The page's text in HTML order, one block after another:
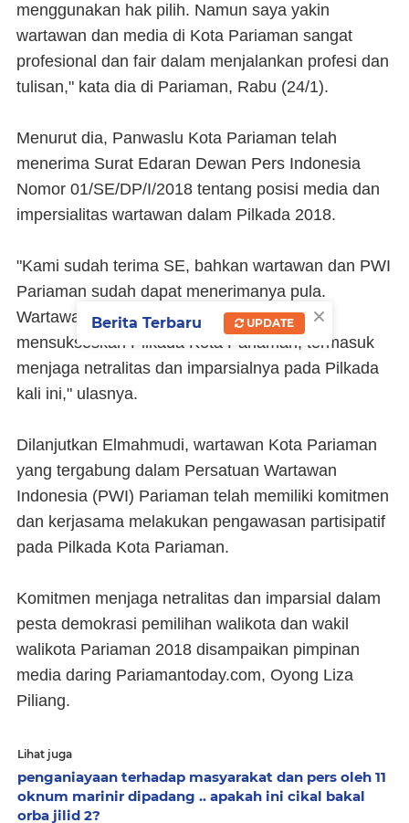
menggunakan hak pilih. Namun saya yakin
wartawan dan media di Kota Pariaman sangat
profesional dan fair dalam menjalankan profesi dan
tulisan," kata dia di Pariaman, Rabu (24/1).
Menurut dia, Panwaslu Kota Pariaman telah
menerima Surat Edaran Dewan Pers Indonesia
Nomor 01/SE/DP/I/2018 tentang posisi media dan
impersialitas wartawan dalam Pilkada 2018.
"Kami sudah terima SE, bahkan wartawan dan PWI
Pariaman sudah dapat menerimanya pula.
Wartawan Pariaman punya komitmen
mensukseskan Pilkada Kota Pariaman, termasuk
menjaga netralitas dan imparsialnya pada Pilkada
kali ini," ulasnya.
Dilanjutkan Elmahmudi, wartawan Kota Pariaman
yang tergabung dalam Persatuan Wartawan
Indonesia (PWI) Pariaman telah memiliki komitmen
dan kerjasama melakukan pengawasan partisipatif
pada Pilkada Kota Pariaman.
Komitmen menjaga netralitas dan imparsial dalam
pesta demokrasi pemilihan walikota dan wakil
walikota Pariaman 2018 disampaikan pimpinan
media daring Pariamantoday.com, Oyong Liza
Piliang.
Lihat juga
penganiayaan terhadap masyarakat dan pers oleh 11
oknum marinir dipadang .. apakah ini cikal bakal
orba jilid 2?
×
Berita Terbaru UPDATE